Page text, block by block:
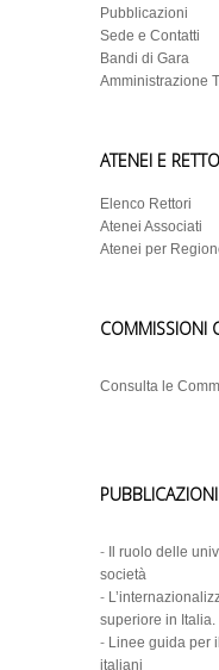
Pubblicazioni
Sede e Contatti
Bandi di Gara
Amministrazione
ATENEI E
Elenco Rettori
Atenei Associati
Atenei per
COMMISSIONI
Consulta le
PUBBLICAZIONI
-
Il ruolo delle
società
-
superiore in
- Linee guida per
italiani